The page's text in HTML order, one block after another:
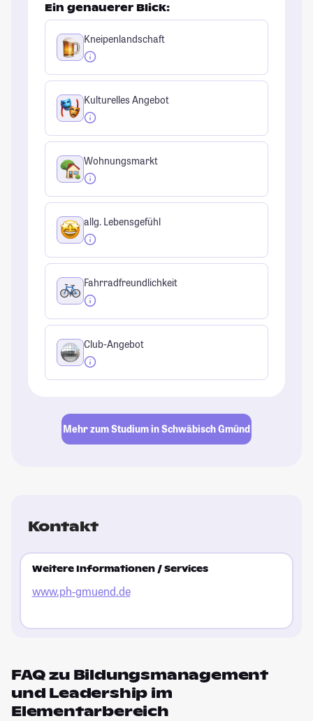
Ein genauerer Blick:
Kneipenlandschaft
Kulturelles Angebot
Wohnungsmarkt
allg. Lebensgefühl
Fahrradfreundlichkeit
Club-Angebot
Mehr zum Studium in Schwäbisch Gmünd
Kontakt
Weitere Informationen / Services
www.ph-gmuend.de
FAQ zu Bildungsmanagement
und Leadership im
Elementarbereich